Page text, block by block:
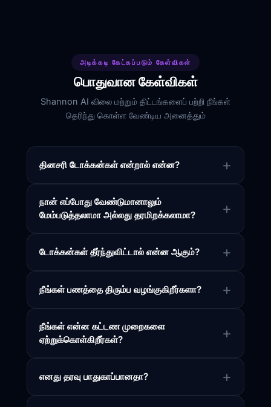
அடிக்கடி கேட்கப்படும் கேள்விகள்
பொதுவான கேள்விகள்
Shannon AI விலை மற்றும் திட்டங்களைப் பற்றி நீங்கள்
தெரிந்து கொள்ள வேண்டிய அனைத்தும்
தினசரி டோக்கன்கள் என்றால் என்ன?
நான் எப்போது வேண்டுமானாலும்
மேம்படுத்தலாமா அல்லது தரமிறக்கலாமா?
டோக்கன்கள் தீர்ந்துவிட்டால் என்ன ஆகும்?
நீங்கள் பணத்தை திரும்ப வழங்குகிறீர்களா?
நீங்கள் என்ன கட்டண முறைகளை
ஏற்றுக்கொள்கிறீர்கள்?
எனது தரவு பாதுகாப்பானதா?